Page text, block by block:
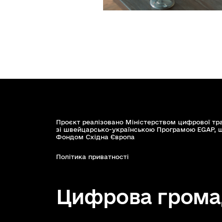
Проєкт реалізовано Міністерством цифрової
зі швейцарсько-українською Програмою EGAP,
Фондом Східна Європа
Політика приватності
Цифрова